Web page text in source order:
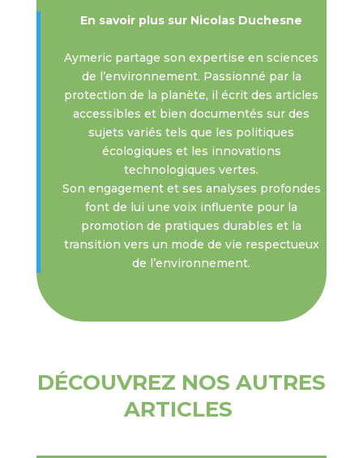
En savoir plus sur Nicolas Duchesne
Aymeric partage son expertise en sciences
de l’environnement. Passionné par la
protection de la planète, il écrit des articles
accessibles et bien documentés sur des
sujets variés tels que les politiques
écologiques et les innovations
technologiques vertes.
Son engagement et ses analyses profondes
font de lui une voix influente pour la
promotion de pratiques durables et la
transition vers un mode de vie respectueux
de l’environnement.
DÉCOUVREZ NOS AUTRES
ARTICLES